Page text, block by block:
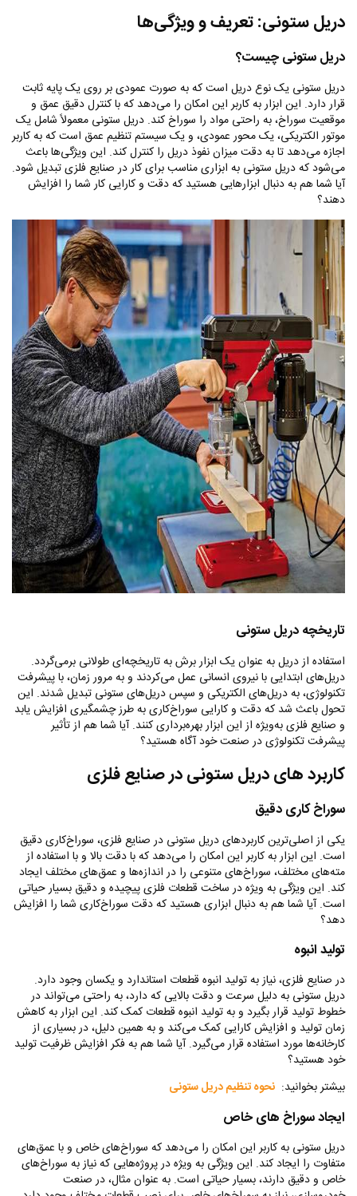
دریل ستونی: تعریف و ویژگی‌ها
دریل ستونی چیست؟
دریل ستونی یک نوع دریل است که به صورت عمودی بر روی یک پایه ثابت
قرار دارد. این ابزار به کاربر این امکان را می‌دهد که با کنترل دقیق عمق و
موقعیت سوراخ، به راحتی مواد را سوراخ کند. دریل ستونی معمولاً شامل یک
موتور الکتریکی، یک محور عمودی، و یک سیستم تنظیم عمق است که به کاربر
اجازه می‌دهد تا به دقت میزان نفوذ دریل را کنترل کند. این ویژگی‌ها باعث
می‌شود که دریل ستونی به ابزاری مناسب برای کار در صنایع فلزی تبدیل شود.
آیا شما هم به دنبال ابزارهایی هستید که دقت و کارایی کار شما را افزایش
دهند؟
تاریخچه دریل ستونی
استفاده از دریل به عنوان یک ابزار برش به تاریخچه‌ای طولانی برمی‌گردد.
دریل‌های ابتدایی با نیروی انسانی عمل می‌کردند و به مرور زمان، با پیشرفت
تکنولوژی، به دریل‌های الکتریکی و سپس دریل‌های ستونی تبدیل شدند. این
تحول باعث شد که دقت و کارایی سوراخ‌کاری به طرز چشمگیری افزایش یابد
و صنایع فلزی به‌ویژه از این ابزار بهره‌برداری کنند. آیا شما هم از تأثیر
پیشرفت تکنولوژی در صنعت خود آگاه هستید؟
کاربرد های دریل ستونی در صنایع فلزی
سوراخ ‌کاری دقیق
یکی از اصلی‌ترین کاربردهای دریل ستونی در صنایع فلزی، سوراخ‌کاری دقیق
است. این ابزار به کاربر این امکان را می‌دهد که با دقت بالا و با استفاده از
مته‌های مختلف، سوراخ‌های متنوعی را در اندازه‌ها و عمق‌های مختلف ایجاد
کند. این ویژگی به ویژه در ساخت قطعات فلزی پیچیده و دقیق بسیار حیاتی
است. آیا شما هم به دنبال ابزاری هستید که دقت سوراخ‌کاری شما را افزایش
دهد؟
تولید انبوه
در صنایع فلزی، نیاز به تولید انبوه قطعات استاندارد و یکسان وجود دارد.
دریل ستونی به دلیل سرعت و دقت بالایی که دارد، به راحتی می‌تواند در
خطوط تولید قرار بگیرد و به تولید انبوه قطعات کمک کند. این ابزار به کاهش
زمان تولید و افزایش کارایی کمک می‌کند و به همین دلیل، در بسیاری از
کارخانه‌ها مورد استفاده قرار می‌گیرد. آیا شما هم به فکر افزایش ظرفیت تولید
خود هستید؟
بیشتر بخوانید: نحوه تنظیم دریل ستونی
ایجاد سوراخ‌ های خاص
دریل ستونی به کاربر این امکان را می‌دهد که سوراخ‌های خاص و با عمق‌های
متفاوت را ایجاد کند. این ویژگی به ویژه در پروژه‌هایی که نیاز به سوراخ‌های
خاص و دقیق دارند، بسیار حیاتی است. به عنوان مثال، در صنعت